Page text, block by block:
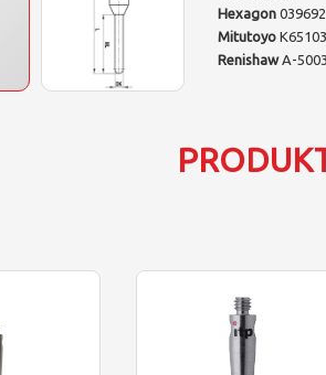
Hexagon
Mitutoyo
RenishawA-